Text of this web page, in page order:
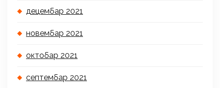
децембар 2021
новембар 2021
октобар 2021
септембар 2021